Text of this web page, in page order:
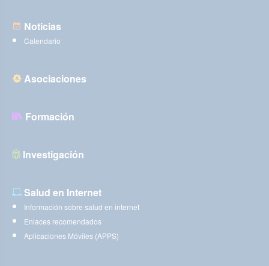
Noticias
Calendario
Asociaciones
Formación
Investigación
Salud en Internet
Información sobre salud en internet
Enlaces recomendados
Aplicaciones Móviles (APPS)